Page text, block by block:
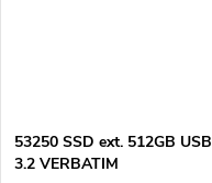
53250 SSD ext. 512GB USB
3.2 VERBATIM